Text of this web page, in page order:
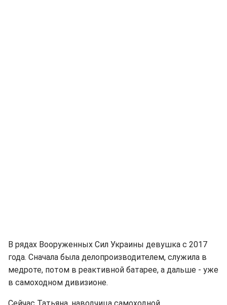
В рядах Вооруженных Сил Украины девушка с 2017
года. Сначала была делопроизводителем, служила в
медроте, потом в реактивной батарее, а дальше - уже
в самоходном дивизионе.